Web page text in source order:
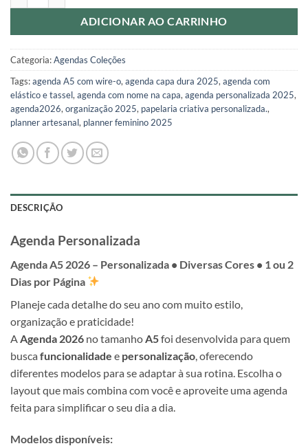
ADICIONAR AO CARRINHO
Categoria:Agendas Coleções
Tags:agenda A5 com wire-o,agenda capa dura 2025,agenda com
elástico e tassel,agenda com nome na capa,agenda personalizada 2025,
agenda2026,organização 2025, papelaria criativa personalizada.,
planner artesanal, planner feminino 2025
DESCRIÇÃO
Agenda Personalizada
Agenda A5 2026 – Personalizada • Diversas Cores • 1 ou 2
Dias por Página
Planeje cada detalhe do seu ano com muito estilo,
organização e praticidade!
AAgenda 2026 no tamanhoA5foi desenvolvida para quem
busca funcionalidade e personalização, oferecendo
diferentes modelos para se adaptar à sua rotina. Escolha o
layout que mais combina com você e aproveite uma agenda
feita para simplificar o seu dia a dia.
Modelos disponíveis: